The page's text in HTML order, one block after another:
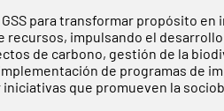
para transformar propósito
impulsando el
de carbono, gestión de la
de programas de
que promueven la